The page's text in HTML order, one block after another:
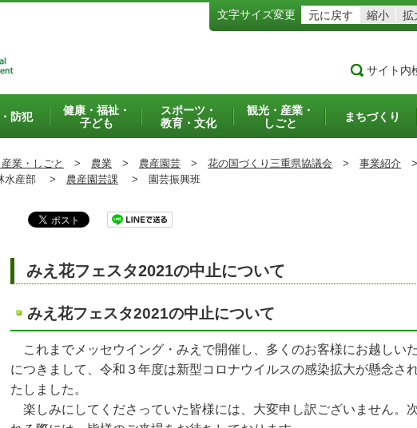
文字サイズ変更 元に戻す 縮小 拡
サイト内
防犯
健康・福祉・
子ども
スポーツ・
教育・文化
観光・産業・
しごと
まちづくり
業・しごと > 農業 > 農産園芸 > 花の国づくり三重県協議会 > 事業紹介 >
水産部 > 農産園芸課 > 園芸振興班
みえ花フェスタ2021の中止について
みえ花フェスタ2021の中止について
これまでメッセウイング・みえで開催し、多くのお客様にお越しい
につきまして、令和３年度は新型コロナウイルスの感染拡大が懸念さ
たしました。
楽しみにしてくださっていた皆様には、大変申し訳ございません。